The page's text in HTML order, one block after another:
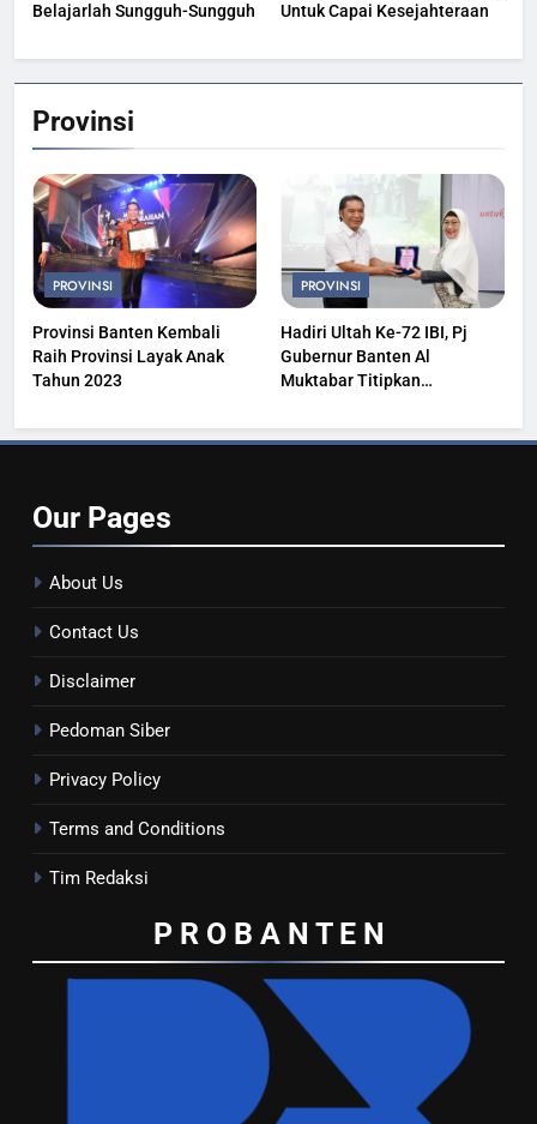
Belajarlah Sungguh-Sungguh
Untuk Capai Kesejahteraan
Provinsi
PROVINSI
Provinsi Banten Kembali
Raih Provinsi Layak Anak
Tahun 2023
PROVINSI
Hadiri Ultah Ke-72 IBI, Pj
Gubernur Banten Al
Muktabar Titipkan
Our Pages
About Us
Contact Us
Disclaimer
Pedoman Siber
Privacy Policy
Terms and Conditions
Tim Redaksi
P R O B A N T E N